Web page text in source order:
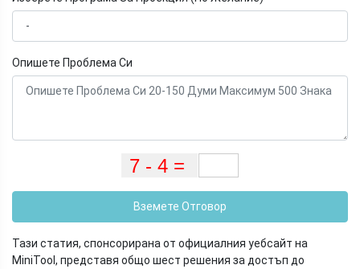
Опишете Проблема Си
Вземете Отговор
Тази статия, спонсорирана от официалния уебсайт на
MiniTool, представя общо шест решения за достъп до